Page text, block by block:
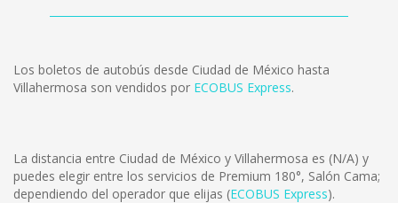
Los boletos de autobús desde Ciudad de México hasta
Villahermosa son vendidos por ECOBUS Express.
La distancia entre Ciudad de México y Villahermosa es (N/A) y
puedes elegir entre los servicios de Premium 180°, Salón Cama;
dependiendo del operador que elijas (ECOBUS Express).